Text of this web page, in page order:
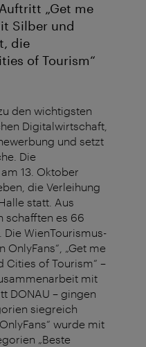
„Get me
Silber und
die
of Tourism“
den wichtigsten
Digitalwirtschaft,
und setzt
Die
13. Oktober
die Verleihung
statt. Aus
schafften es 66
WienTourismus-
OnlyFans“, „Get me
Cities of Tourism“ –
mit
DONAU – gingen
siegreich
wurde mit
„Beste